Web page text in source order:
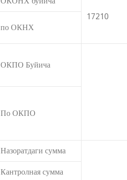
17210
по ОКНХ
ОКПО Буйича
По ОКПО
Назоратдаги сумма
Кантролная сумма